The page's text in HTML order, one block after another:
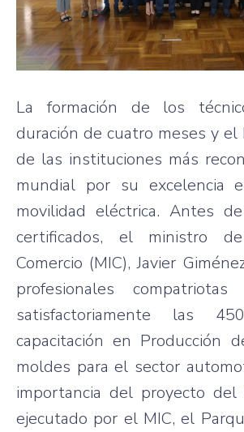
La formación de los
duración de cuatro meses y el
de las instituciones más
mundial por su excelencia
movilidad eléctrica. Antes
certificados, el ministro
Comercio (MIC), Javier
profesionales
satisfactoriamente las
capacitación en Producción
moldes para el sector
importancia del proyecto del
ejecutado por el MIC, el